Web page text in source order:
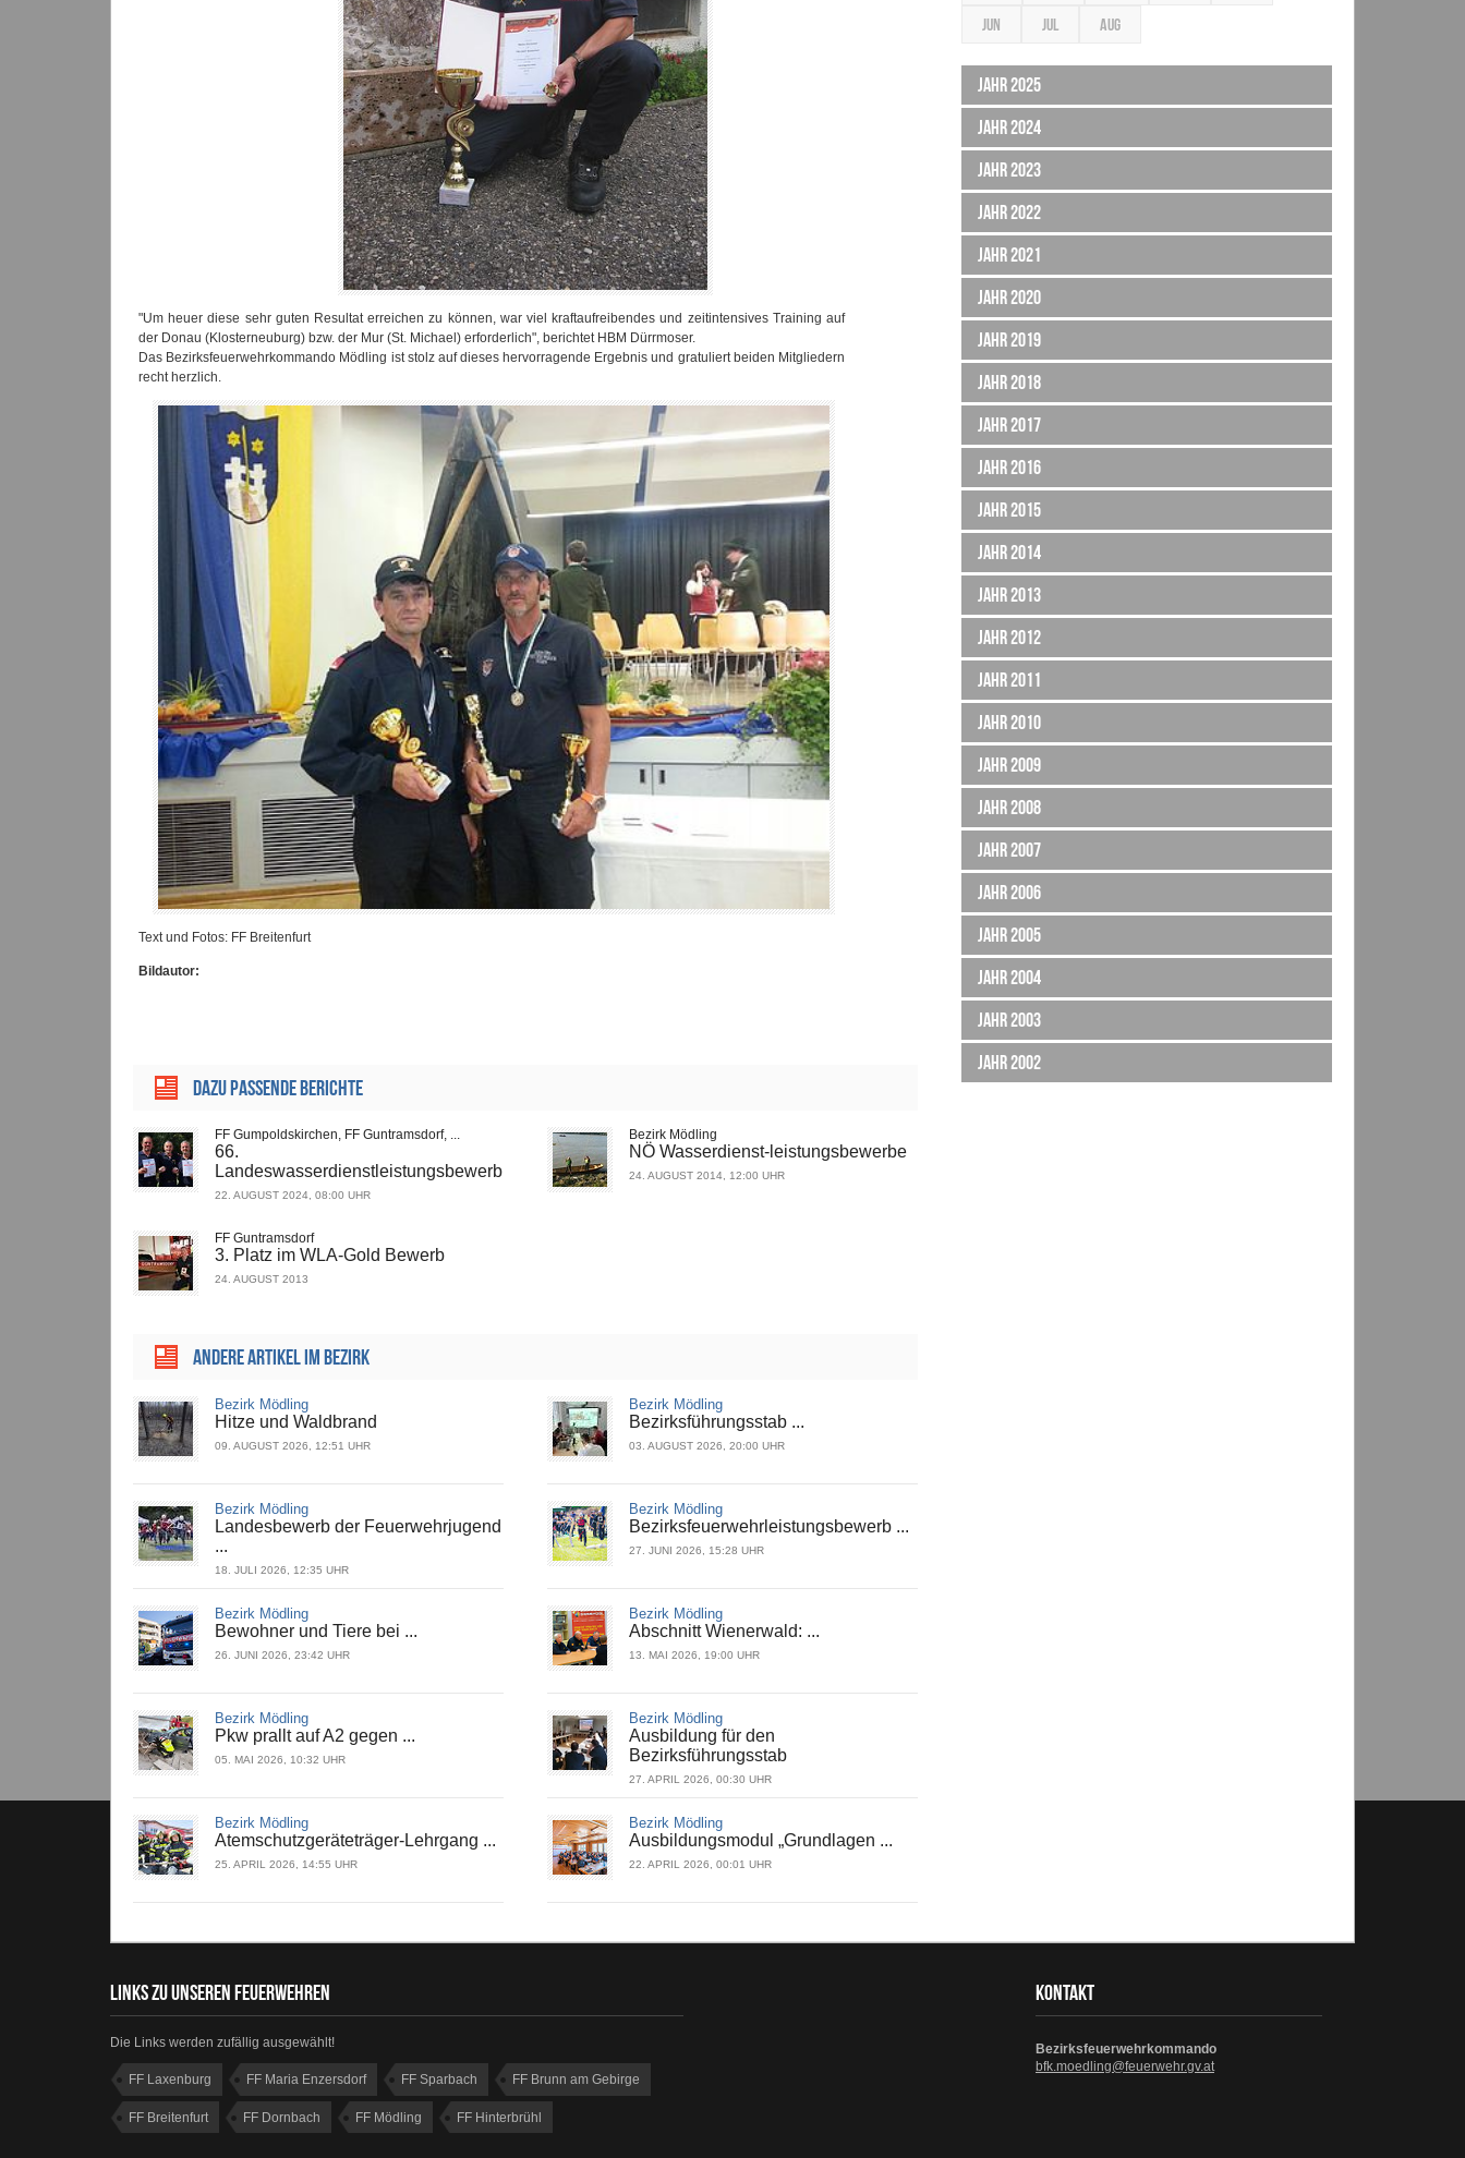
"Um heuer diese sehr guten Resultat erreichen zu können, war viel kraftaufreibendes und zeitintensives Training auf
der Donau (Klosterneuburg) bzw. der Mur (St. Michael) erforderlich", berichtet HBM Dürrmoser.
Das Bezirksfeuerwehrkommando Mödling ist stolz auf dieses hervorragende Ergebnis und gratuliert beiden Mitgliedern
recht herzlich.
Text und Fotos: FF Breitenfurt
Bildautor:
Dazu passende Berichte
FF Gumpoldskirchen, FF Guntramsdorf, ...
66.
Landeswasserdienstleistungsbewerb
22. AUGUST 2024, 08:00 UHR
Bezirk Mödling
NÖ Wasserdienst-leistungsbewerbe
24. AUGUST 2014, 12:00 UHR
FF Guntramsdorf
3. Platz im WLA-Gold Bewerb
24. AUGUST 2013
ANDERE ARTIKEL IM BEZIRK
Bezirk Mödling
Hitze und Waldbrand
09. AUGUST 2026, 12:51 UHR
Bezirk Mödling
Bezirksführungsstab ...
03. AUGUST 2026, 20:00 UHR
Bezirk Mödling
Landesbewerb der Feuerwehrjugend
...
18. JULI 2026, 12:35 UHR
Bezirk Mödling
Bezirksfeuerwehrleistungsbewerb ...
27. JUNI 2026, 15:28 UHR
Bezirk Mödling
Bewohner und Tiere bei ...
26. JUNI 2026, 23:42 UHR
Bezirk Mödling
Abschnitt Wienerwald: ...
13. MAI 2026, 19:00 UHR
Bezirk Mödling
Pkw prallt auf A2 gegen ...
05. MAI 2026, 10:32 UHR
Bezirk Mödling
Ausbildung für den
Bezirksführungsstab
27. APRIL 2026, 00:30 UHR
Bezirk Mödling
Atemschutzgeräteträger-Lehrgang ...
25. APRIL 2026, 14:55 UHR
Bezirk Mödling
Ausbildungsmodul „Grundlagen ...
22. APRIL 2026, 00:01 UHR
JUN JUL AUG
Jahr 2025
Jahr 2024
Jahr 2023
Jahr 2022
Jahr 2021
Jahr 2020
Jahr 2019
Jahr 2018
Jahr 2017
Jahr 2016
Jahr 2015
Jahr 2014
Jahr 2013
Jahr 2012
Jahr 2011
Jahr 2010
Jahr 2009
Jahr 2008
Jahr 2007
Jahr 2006
Jahr 2005
Jahr 2004
Jahr 2003
Jahr 2002
LINKS ZU UNSEREN FEUERWEHREN
Die Links werden zufällig ausgewählt!
FF Laxenburg FF Maria Enzersdorf FF Sparbach FF Brunn am Gebirge
FF Breitenfurt FF Dornbach FF Mödling FF Hinterbrühl
KONTAKT
Bezirksfeuerwehrkommando
bfk.moedling@feuerwehr.gv.at